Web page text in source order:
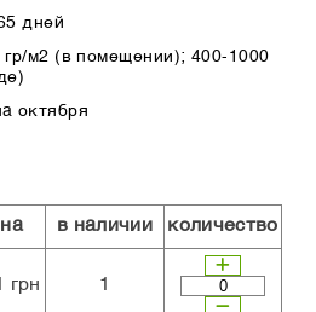
дней
м2 (в помещении); 400-1000
октября
в наличии количество
грн 1